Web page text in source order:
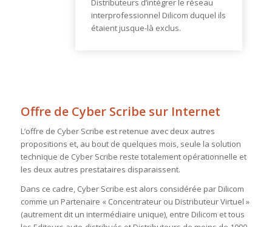
Distributeurs d’intégrer le réseau
interprofessionnel Dilicom duquel ils
étaient jusque-là exclus.
Offre de Cyber Scribe sur Internet
L’offre de Cyber Scribe est retenue avec deux autres
propositions et, au bout de quelques mois, seule la solution
technique de Cyber Scribe reste totalement opérationnelle et
les deux autres prestataires disparaissent.
Dans ce cadre, Cyber Scribe est alors considérée par Dilicom
comme un Partenaire « Concentrateur ou Distributeur Virtuel »
(autrement dit un intermédiaire unique), entre Dilicom et tous